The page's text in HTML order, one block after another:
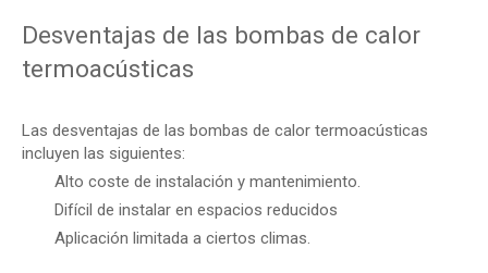
Desventajas de las bombas de calor
termoacústicas
Las desventajas de las bombas de calor termoacústicas
incluyen las siguientes:
Alto coste de instalación y mantenimiento.
Difícil de instalar en espacios reducidos
Aplicación limitada a ciertos climas.